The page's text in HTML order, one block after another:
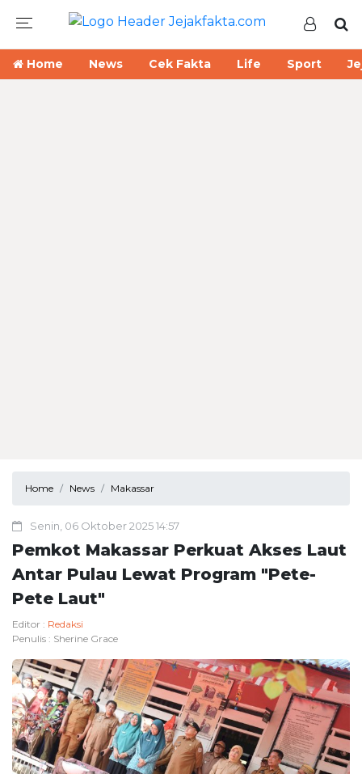
Home News Cek Fakta Life Sport
Home News Makassar
Senin, 06 Oktober 2025 14:57
Pemkot Makassar Perkuat Akses Laut
Antar Pulau Lewat Program "Pete-
Pete Laut"
Editor : Redaksi
Penulis : Sherine Grace